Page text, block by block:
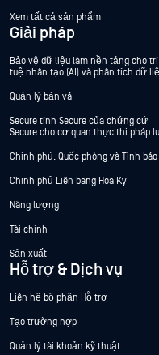
Xem tất cả sản phẩm
Giải pháp
Bảo vệ dữ liệu làm nền tảng cho trí
tuệ nhân tạo (AI) và phân tích dữ
Quản lý bản vá
Secure tính Secure của chứng cứ
Secure cho cơ quan thực thi pháp
Chính phủ, Quốc phòng và Tình báo
Chính phủ Liên bang Hoa Kỳ
Năng lượng
Tài chính
Sản xuất
Hỗ trợ & Dịch vụ
Liên hệ bộ phận Hỗ trợ
Tạo trường hợp
Quản lý tài khoản kỹ thuật